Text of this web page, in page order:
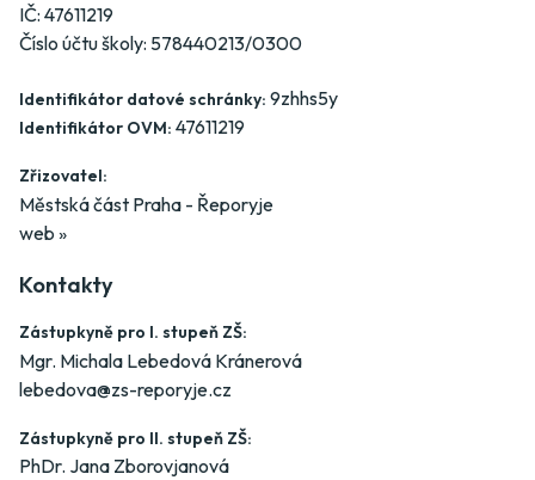
IČ: 47611219
Číslo účtu školy: 578440213/0300
Identifikátor datové schránky: 9zhhs5y
Identifikátor OVM: 47611219
Zřizovatel:
Městská část Praha - Řeporyje
web »
Kontakty
Zástupkyně pro I. stupeň ZŠ:
Mgr. Michala Lebedová Kránerová
lebedova@zs-reporyje.cz
Zástupkyně pro II. stupeň ZŠ:
PhDr. Jana Zborovjanová